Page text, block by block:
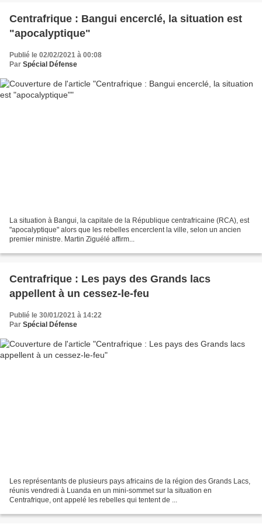
Centrafrique : Bangui encerclé, la situation est
"apocalyptique"
Publié le 02/02/2021 à 00:08
Par Spécial Défense
La situation à Bangui, la capitale de la République centrafricaine (RCA), est
"apocalyptique" alors que les rebelles encerclent la ville, selon un ancien
premier ministre. Martin Ziguélé affirm...
Centrafrique : Les pays des Grands lacs
appellent à un cessez-le-feu
Publié le 30/01/2021 à 14:22
Par Spécial Défense
Les représentants de plusieurs pays africains de la région des Grands Lacs,
réunis vendredi à Luanda en un mini-sommet sur la situation en
Centrafrique, ont appelé les rebelles qui tentent de ...